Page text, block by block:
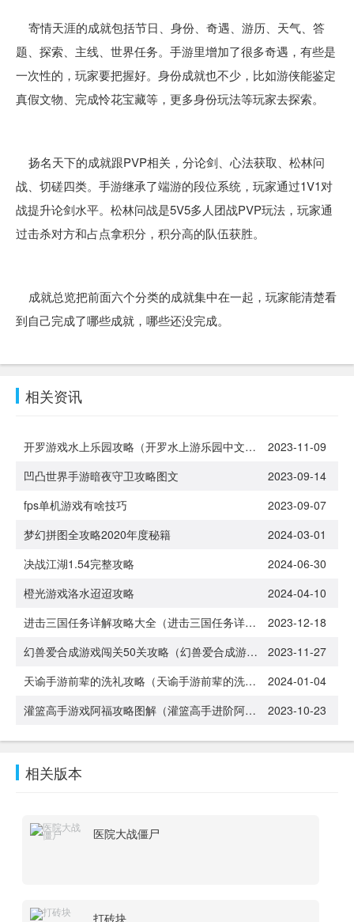
寄情天涯的成就包括节日、身份、奇遇、游历、天气、答
题、探索、主线、世界任务。手游里增加了很多奇遇，有些是
一次性的，玩家要把握好。身份成就也不少，比如游侠能鉴定
真假文物、完成怜花宝藏等，更多身份玩法等玩家去探索。
扬名天下的成就跟PVP相关，分论剑、心法获取、松林问
战、切磋四类。手游继承了端游的段位系统，玩家通过1V1对
战提升论剑水平。松林问战是5V5多人团战PVP玩法，玩家通
过击杀对方和占点拿积分，积分高的队伍获胜。
成就总览把前面六个分类的成就集中在一起，玩家能清楚看
到自己完成了哪些成就，哪些还没完成。
相关资讯
开罗游戏水上乐园攻略（开罗水上游乐园中文版）
2023-11-09
凹凸世界手游暗夜守卫攻略图文
2023-09-14
fps单机游戏有啥技巧
2023-09-07
梦幻拼图全攻略2020年度秘籍
2024-03-01
决战江湖1.54完整攻略
2024-06-30
橙光游戏洛水迢迢攻略
2024-04-10
进击三国任务详解攻略大全（进击三国任务详解攻略大全视频）
2023-12-18
幻兽爱合成游戏闯关50关攻略（幻兽爱合成游戏闯关50关攻略大全）
2023-11-27
天谕手游前辈的洗礼攻略（天谕手游前辈的洗礼攻略视频）
2024-01-04
灌篮高手游戏阿福攻略图解（灌篮高手进阶阿福技能）
2023-10-23
相关版本
医院大战僵尸
打砖块